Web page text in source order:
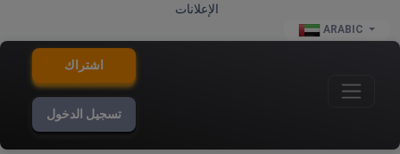
الإعلانات
ARABIC
اشتراك
تسجيل الدخول